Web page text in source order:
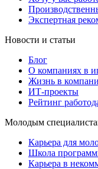
Экспертная
Новости и статьи
Блог
О компаниях в
Жизнь в
ИТ-проекты
Рейтинг
Молодым
Карьера для
Школа
Карьера в